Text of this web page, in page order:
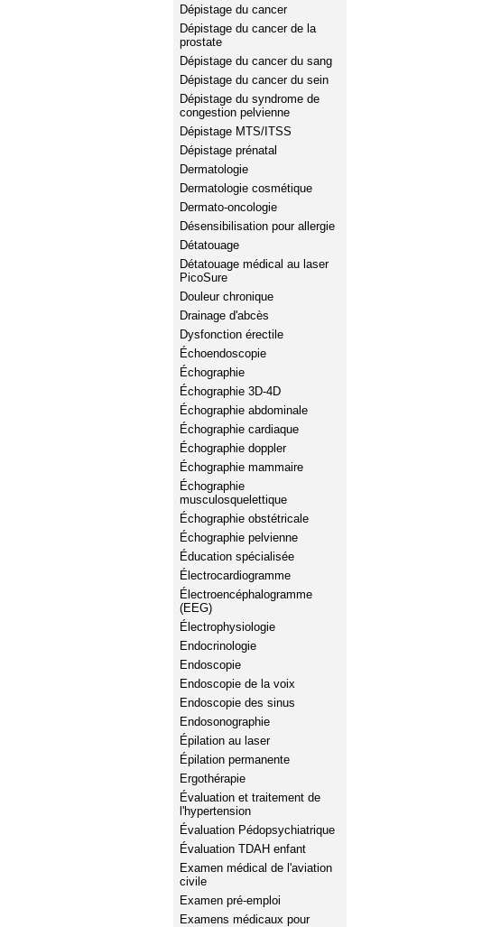
Dépistage du cancer
Dépistage du cancer de la
prostate
Dépistage du cancer du sang
Dépistage du cancer du sein
Dépistage du syndrome de
congestion pelvienne
Dépistage MTS/ITSS
Dépistage prénatal
Dermatologie
Dermatologie cosmétique
Dermato-oncologie
Désensibilisation pour allergie
Détatouage
Détatouage médical au laser
PicoSure
Douleur chronique
Drainage d'abcès
Dysfonction érectile
Échoendoscopie
Échographie
Échographie 3D-4D
Échographie abdominale
Échographie cardiaque
Échographie doppler
Échographie mammaire
Échographie
musculosquelettique
Échographie obstétricale
Échographie pelvienne
Éducation spécialisée
Électrocardiogramme
Électroencéphalogramme
(EEG)
Électrophysiologie
Endocrinologie
Endoscopie
Endoscopie de la voix
Endoscopie des sinus
Endosonographie
Épilation au laser
Épilation permanente
Ergothérapie
Évaluation et traitement de
l'hypertension
Évaluation Pédopsychiatrique
Évaluation TDAH enfant
Examen médical de l'aviation
civile
Examen pré-emploi
Examens médicaux pour